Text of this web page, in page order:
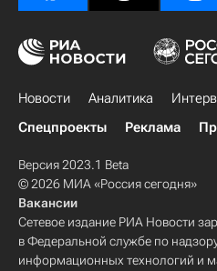
Новости Аналитика
Спецпроекты
Реклама
Версия 2023.1 Beta
© 2026 МИА «Россия сегодня»
Вакансии
Сетевое издание РИА Новости
в Федеральной службе по
информационных технологий и